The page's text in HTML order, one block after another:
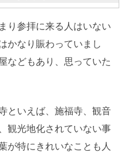
り参拝に来る人はいない
かなり賑わっていまし
などもあり、思っていた
といえば、施福寺、観音
観光地化されていない事
が特にきれいなことも人